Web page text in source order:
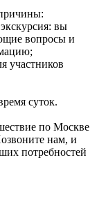
вы
вопросы и
участников
суток.
по Москве
нам, и
потребностей